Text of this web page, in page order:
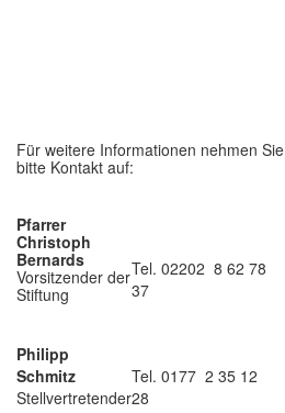
Für weitere Informationen nehmen Sie
bitte Kontakt auf:
Pfarrer
Christoph
Bernards
Vorsitzender der
Stiftung
Tel. 02202 8 62 78
37
Philipp
Schmitz
Stellvertretender
Tel. 0177 2 35 12
28